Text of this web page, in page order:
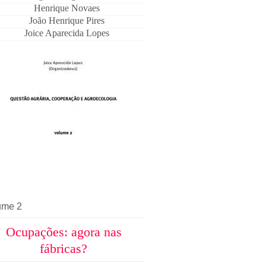
Henrique Novaes
João Henrique Pires
Joice Aparecida Lopes
2
Ocupações: agora nas
fábricas?